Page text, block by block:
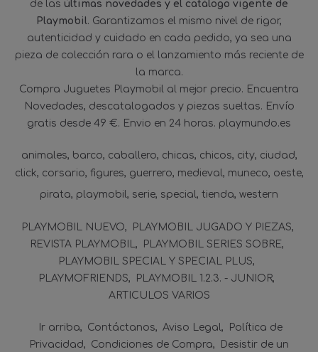
de las últimas novedades y el catálogo vigente de
Playmobil. Garantizamos el mismo nivel de rigor,
autenticidad y cuidado en cada pedido, ya sea una
pieza de colección rara o el lanzamiento más reciente de
la marca.
Compra Juguetes Playmobil al mejor precio. Encuentra
Novedades, descatalogados y piezas sueltas. Envío
gratis desde 49 €. Envio en 24 horas. playmundo.es
animales barco caballero chicas chicos city ciudad
click corsario figures guerrero medieval muneco oeste
pirata playmobil serie special tienda western
PLAYMOBIL NUEVO
PLAYMOBIL JUGADO Y PIEZAS
REVISTA PLAYMOBIL
PLAYMOBIL SERIES SOBRE
PLAYMOBIL SPECIAL Y SPECIAL PLUS
PLAYMOFRIENDS
PLAYMOBIL 1.2.3. - JUNIOR
ARTICULOS VARIOS
Ir arriba Contáctanos Aviso Legal
Política de
Privacidad
Condiciones de Compra
Desistir de un